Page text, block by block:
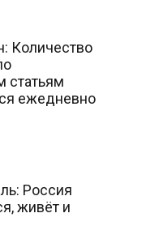
Количество
статьям
ежедневно
Россия
живёт и